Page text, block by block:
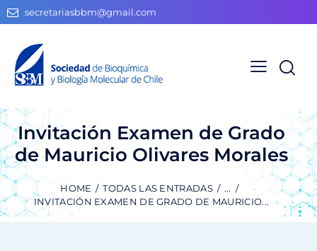
secretariasbbm@gmail.com
Invitación Examen de Grado
de Mauricio Olivares Morales
HOME TODAS LAS ENTRADAS
...
INVITACIÓN EXAMEN DE GRADO DE MAURICIO...